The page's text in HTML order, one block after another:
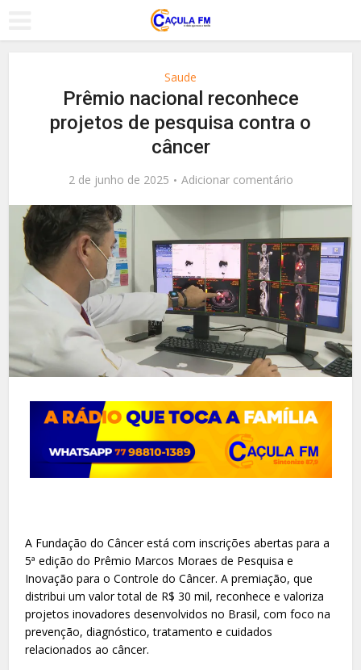
Saude
Prêmio nacional reconhece
projetos de pesquisa contra o
câncer
2 de junho de 2025 Adicionar comentário
A Fundação do Câncer está com inscrições abertas para a
5ª edição do Prêmio Marcos Moraes de Pesquisa e
Inovação para o Controle do Câncer. A premiação, que
distribui um valor total de R$ 30 mil, reconhece e valoriza
projetos inovadores desenvolvidos no Brasil, com foco na
prevenção, diagnóstico, tratamento e cuidados
relacionados ao câncer.